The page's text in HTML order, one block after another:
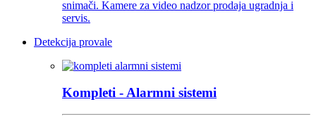
Detekcija provale
Kompleti - Alarmni sistemi